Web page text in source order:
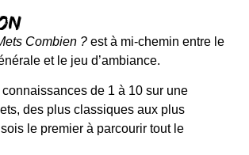
Combien ? est à mi-chemin entre le
et le jeu d’ambiance.
de 1 à 10 sur une
des plus classiques aux plus
le premier à parcourir tout le